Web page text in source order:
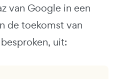
van Google in een
de toekomst van
uit: